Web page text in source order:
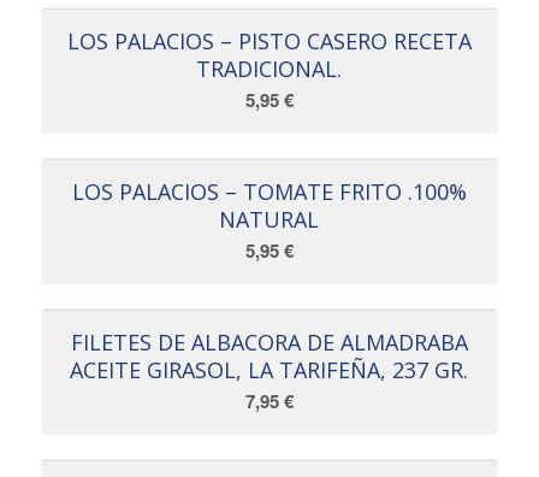
LOS PALACIOS – PISTO CASERO RECETA
TRADICIONAL.
5,95€
LOS PALACIOS – TOMATE FRITO .100%
NATURAL
5,95€
FILETES DE ALBACORA DE ALMADRABA
ACEITE GIRASOL, LA TARIFEÑA, 237 GR.
7,95€